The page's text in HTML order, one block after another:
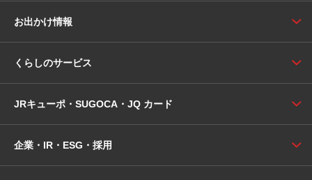
お出かけ情報
くらしのサービス
JRキューポ・SUGOCA・JQ カード
企業・IR・ESG・採用